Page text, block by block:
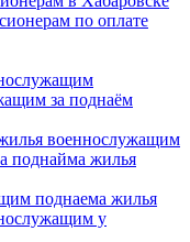
по оплате
за поднаём
военнослужащим
поднайма жилья
поднаема жилья
у